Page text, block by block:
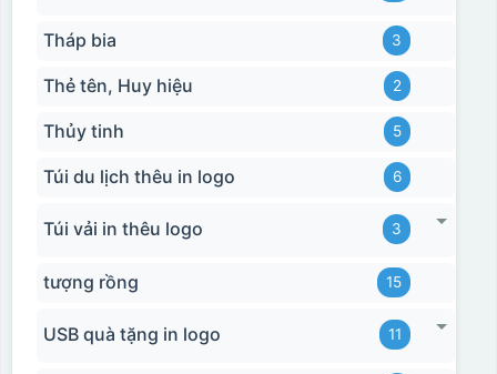
Tháp bia 3
Thẻ tên, Huy hiệu 2
Thủy tinh 5
Túi du lịch thêu in logo 6
Túi vải in thêu logo 3
tượng rồng 15
USB quà tặng in logo 11